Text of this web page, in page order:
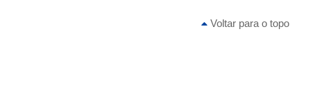
Voltar para o topo